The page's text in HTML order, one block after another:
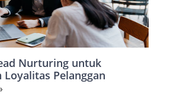
Nurturing untuk
Loyalitas Pelanggan